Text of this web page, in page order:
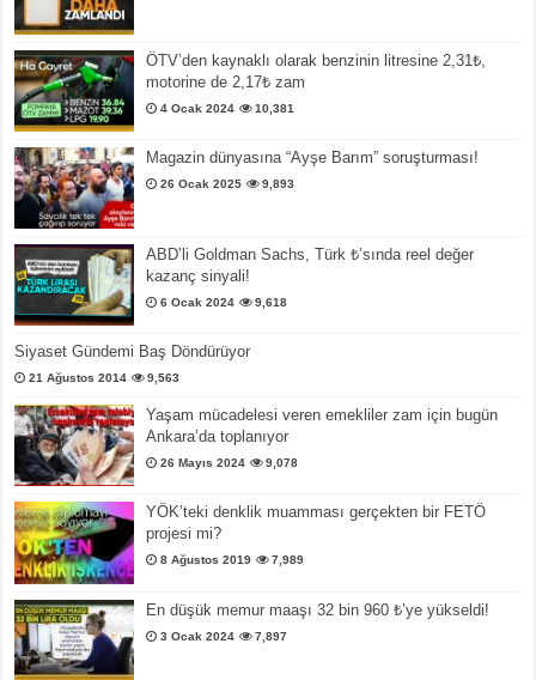
ÖTV’den kaynaklı olarak benzinin litresine 2,31₺,
motorine de 2,17₺ zam
4 Ocak 2024 10,381
Magazin dünyasına “Ayşe Barım” soruşturması!
26 Ocak 2025 9,893
ABD’li Goldman Sachs, Türk ₺’sında reel değer
kazanç sinyali!
6 Ocak 2024 9,618
Siyaset Gündemi Baş Döndürüyor
21 Ağustos 2014 9,563
Yaşam mücadelesi veren emekliler zam için bugün
Ankara’da toplanıyor
26 Mayıs 2024 9,078
YÖK’teki denklik muamması gerçekten bir FETÖ
projesi mi?
8 Ağustos 2019 7,989
En düşük memur maaşı 32 bin 960 ₺’ye yükseldi!
3 Ocak 2024 7,897